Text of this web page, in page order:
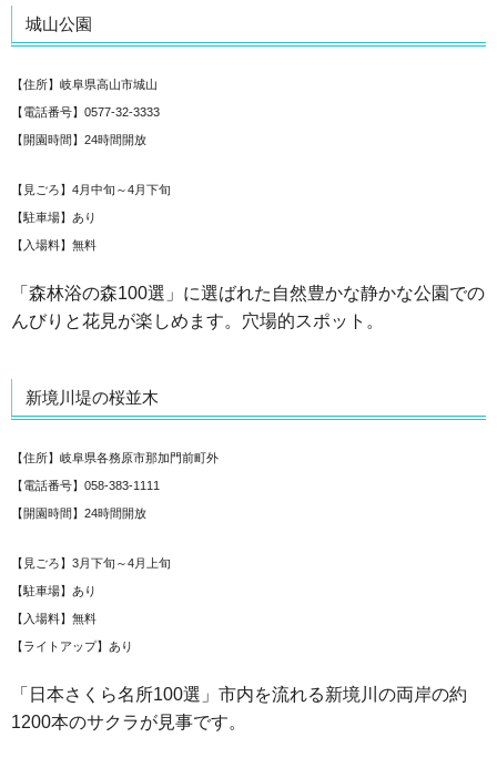
城山公園
【住所】岐阜県高山市城山
【電話番号】0577-32-3333
【開園時間】24時間開放
【見ごろ】4月中旬～4月下旬
【駐車場】あり
【入場料】無料
「森林浴の森100選」に選ばれた自然豊かな静かな公園での
んびりと花見が楽しめます。穴場的スポット。
新境川堤の桜並木
【住所】岐阜県各務原市那加門前町外
【電話番号】058-383-1111
【開園時間】24時間開放
【見ごろ】3月下旬～4月上旬
【駐車場】あり
【入場料】無料
【ライトアップ】あり
「日本さくら名所100選」市内を流れる新境川の両岸の約
1200本のサクラが見事です。